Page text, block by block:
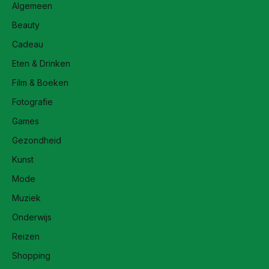
Algemeen
Beauty
Cadeau
Eten & Drinken
Film & Boeken
Fotografie
Games
Gezondheid
Kunst
Mode
Muziek
Onderwijs
Reizen
Shopping